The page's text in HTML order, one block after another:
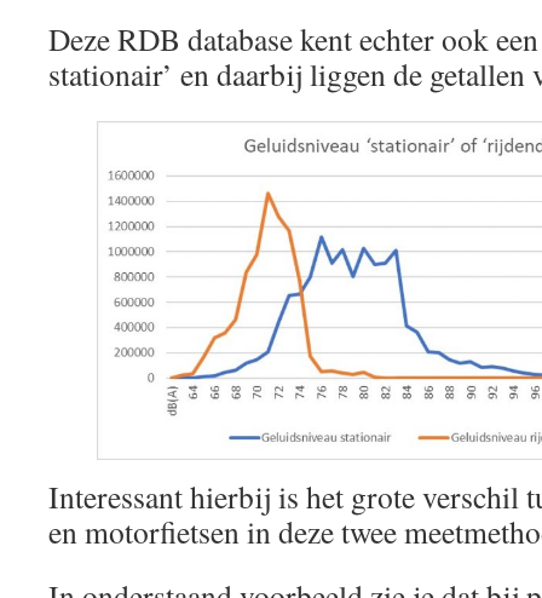
Deze RDB database kent echter ook
stationair’ en daarbij liggen de getallen
Interessant hierbij is het grote verschil
en motorfietsen in deze twee